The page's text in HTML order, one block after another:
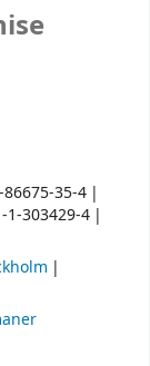
86675-35-4
1-303429-4